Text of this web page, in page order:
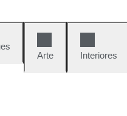
Arte
Interiores